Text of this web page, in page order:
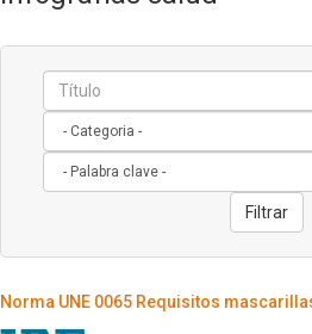
Filtrar
Norma UNE 0065 Requisitos